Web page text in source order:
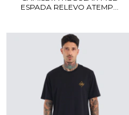
ESPADA RELEVO ATEMP...